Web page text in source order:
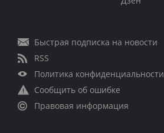
Быстрая подписка на новости
RSS
Политика конфиденциальности
Сообщить об ошибке
Правовая информация